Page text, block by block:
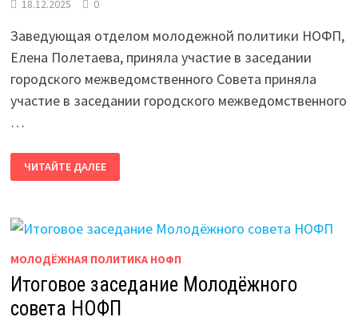
18.12.2025 0
Заведующая отделом молодежной политики НОФП,
Елена Полетаева, приняла участие в заседании
городского межведомственного Совета приняла
участие в заседании городского межведомственного
…
НОВГОРОДСКАЯ
ФЕДЕРАЦИЯ
ПРОФСОЮЗОВ
ЗАСЕДАНИИ
СОВЕТА
МОЛОДЕЖНОЙ
ЧИТАЙТЕ ДАЛЕЕ
МОЛОДЁЖНАЯ ПОЛИТИКА НОФП
Итоговое заседание Молодёжного
совета НОФП